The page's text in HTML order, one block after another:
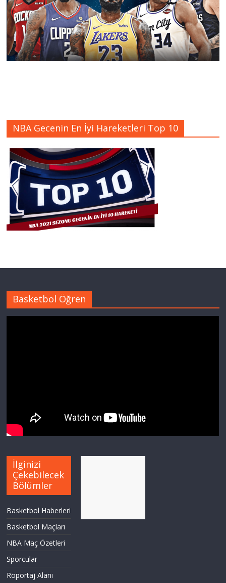
NBA Gecenin En İyi Hareketleri Top 10
Basketbol Öğren
İlginizi
Çekebilecek
Bölümler
Basketbol Haberleri
Basketbol Maçları
NBA Maç Özetleri
Sporcular
Röportaj Alanı